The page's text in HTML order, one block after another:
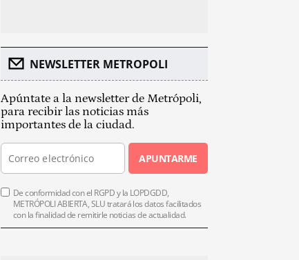
NEWSLETTER METROPOLI
Apúntate a la newsletter de Metrópoli,
para recibir las noticias más
importantes de la ciudad.
APUNTARME
De conformidad con el RGPD y la LOPDGDD,
METRÓPOLI ABIERTA, SLU tratará los datos facilitados
con la finalidad de remitirle noticias de actualidad.